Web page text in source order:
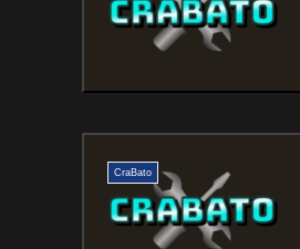
CraBato